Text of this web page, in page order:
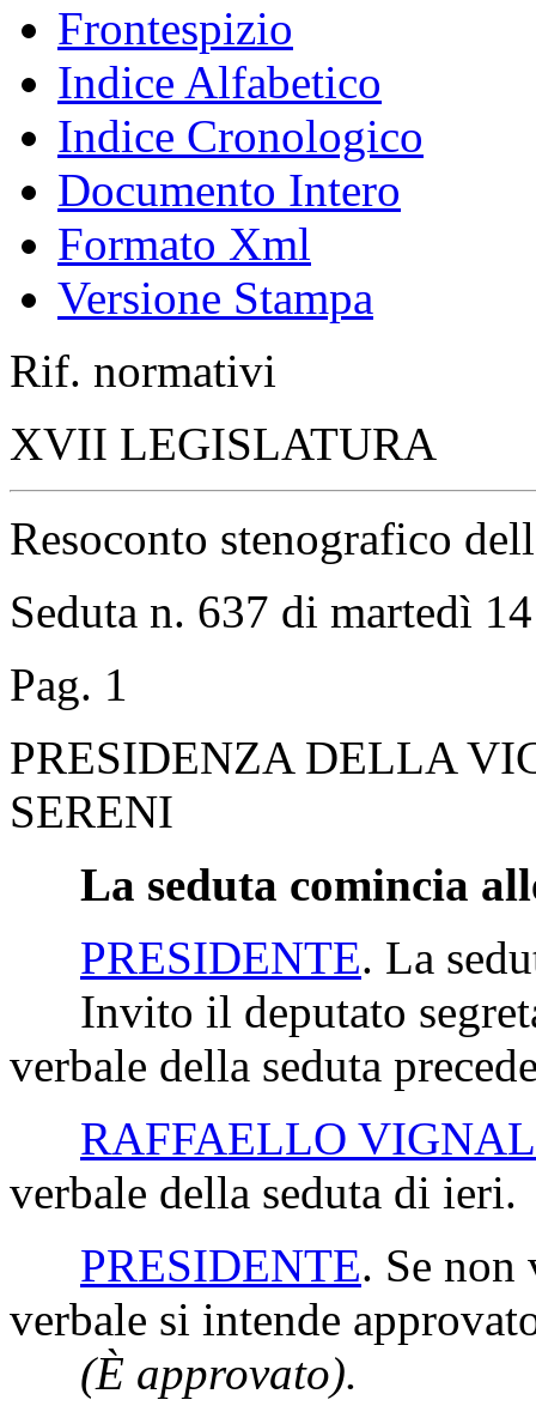
Frontespizio
Indice Alfabetico
Indice Cronologico
Documento Intero
Formato Xml
Versione Stampa
Rif. normativi
XVII LEGISLATURA
Resoconto stenografico
Seduta n. 637 di martedì
Pag. 1
PRESIDENZA DELLA
SERENI
La seduta comincia
PRESIDENTE. La
Invito il deputato
verbale della seduta
RAFFAELLO
verbale della seduta di ieri.
PRESIDENTE. Se non
verbale si intende
(È approvato).